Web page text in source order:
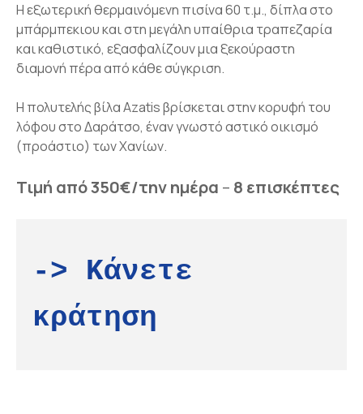
Η εξωτερική θερμαινόμενη πισίνα 60 τ.μ., δίπλα στο
μπάρμπεκιου και στη μεγάλη υπαίθρια τραπεζαρία
και καθιστικό, εξασφαλίζουν μια ξεκούραστη
διαμονή πέρα από κάθε σύγκριση.
Η πολυτελής βίλα Azatis βρίσκεται στην κορυφή του
λόφου στο Δαράτσο, έναν γνωστό αστικό οικισμό
(προάστιο) των Χανίων.
Τιμή από 350€/την ημέρα – 8 επισκέπτες
-> Κάνετε
κράτηση